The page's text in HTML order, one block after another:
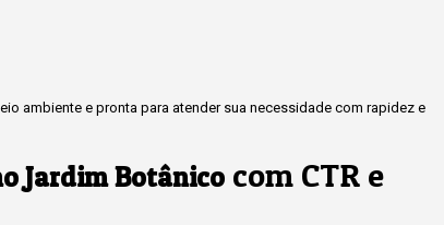
ambiente e pronta para atender sua necessidade com rapidez e
Jardim Botânico com CTR e